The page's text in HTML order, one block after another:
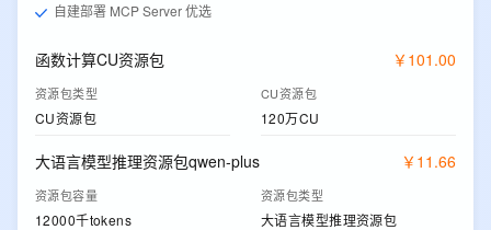
自建部署 MCP Server 优选
函数计算CU资源包 ￥ 101 .00
资源包类型
CU资源包
CU资源包
120万CU
大语言模型推理资源包qwen-plus ￥ 11 .66
资源包容量
12000千tokens
资源包类型
大语言模型推理资源包